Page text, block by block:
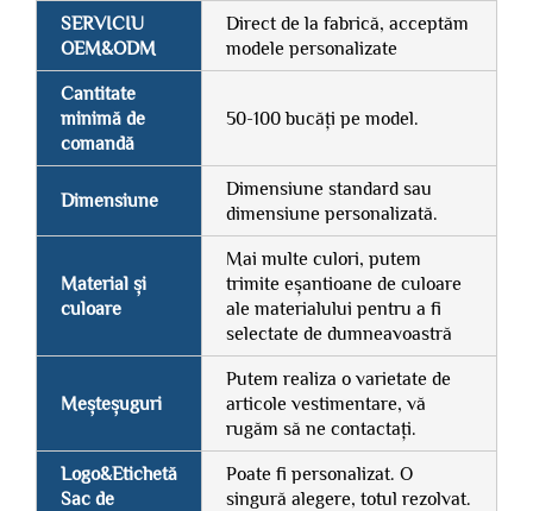
SERVICIU
OEM&ODM
Direct de la fabrică, acceptăm
modele personalizate
Cantitate
minimă de
comandă
50-100 bucăți pe model.
Dimensiune
Dimensiune standard sau
dimensiune personalizată.
Material și
culoare
Mai multe culori, putem
trimite eșantioane de culoare
ale materialului pentru a fi
selectate de dumneavoastră
Meșteșuguri
Putem realiza o varietate de
articole vestimentare, vă
rugăm să ne contactați.
Logo&Etichetă
Sac de
Poate fi personalizat. O
singură alegere, totul rezolvat.